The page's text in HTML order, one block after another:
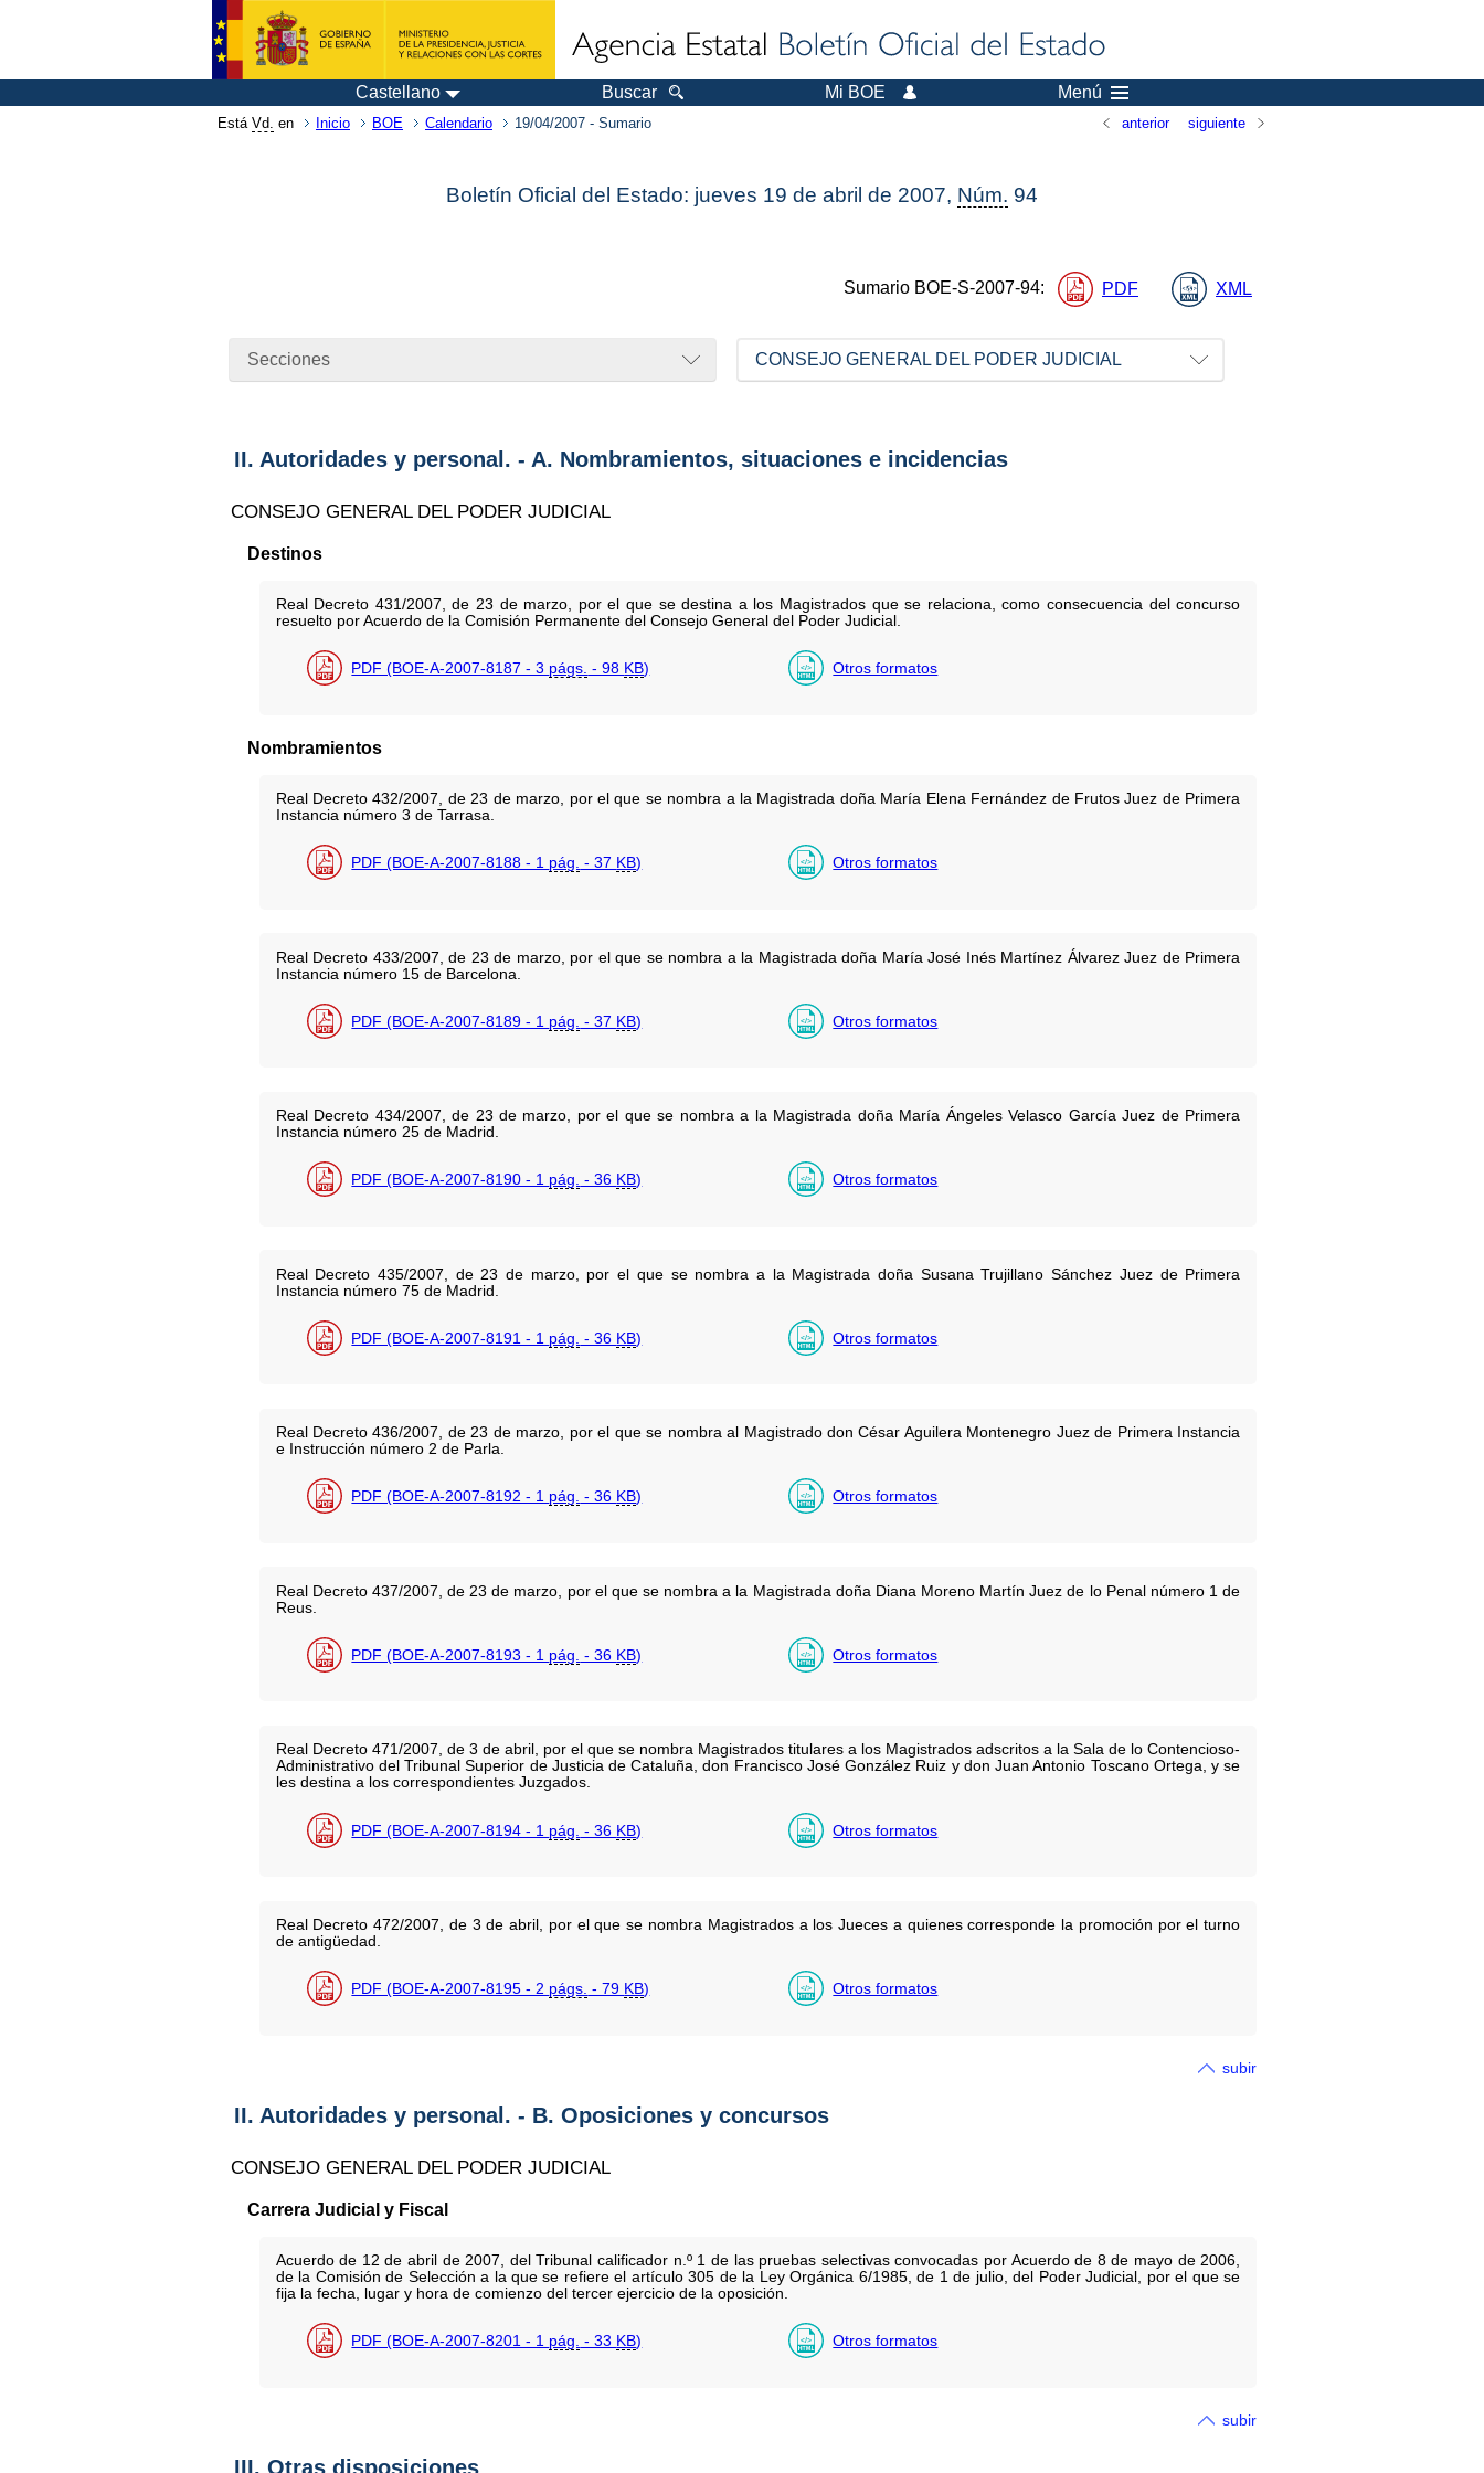
Castellano Buscar Mi BOE Menú
Está Vd. en Inicio BOE Calendario 19/04/2007 - Sumario anterior siguiente
Boletín Oficial del Estado: jueves 19 de abril de 2007, Núm. 94
Sumario BOE-S-2007-94: PDF XML
Secciones CONSEJO GENERAL DEL PODER JUDICIAL
II. Autoridades y personal. - A. Nombramientos, situaciones e incidencias
CONSEJO GENERAL DEL PODER JUDICIAL
Destinos
Real Decreto 431/2007, de 23 de marzo, por el que se destina a los Magistrados que se relaciona, como consecuencia del concurso
resuelto por Acuerdo de la Comisión Permanente del Consejo General del Poder Judicial.
PDF (BOE-A-2007-8187 - 3 págs. - 98 KB) Otros formatos
Nombramientos
Real Decreto 432/2007, de 23 de marzo, por el que se nombra a la Magistrada doña María Elena Fernández de Frutos Juez de Primera
Instancia número 3 de Tarrasa.
PDF (BOE-A-2007-8188 - 1 pág. - 37 KB) Otros formatos
Real Decreto 433/2007, de 23 de marzo, por el que se nombra a la Magistrada doña María José Inés Martínez Álvarez Juez de Primera
Instancia número 15 de Barcelona.
PDF (BOE-A-2007-8189 - 1 pág. - 37 KB) Otros formatos
Real Decreto 434/2007, de 23 de marzo, por el que se nombra a la Magistrada doña María Ángeles Velasco García Juez de Primera
Instancia número 25 de Madrid.
PDF (BOE-A-2007-8190 - 1 pág. - 36 KB) Otros formatos
Real Decreto 435/2007, de 23 de marzo, por el que se nombra a la Magistrada doña Susana Trujillano Sánchez Juez de Primera
Instancia número 75 de Madrid.
PDF (BOE-A-2007-8191 - 1 pág. - 36 KB) Otros formatos
Real Decreto 436/2007, de 23 de marzo, por el que se nombra al Magistrado don César Aguilera Montenegro Juez de Primera Instancia
e Instrucción número 2 de Parla.
PDF (BOE-A-2007-8192 - 1 pág. - 36 KB) Otros formatos
Real Decreto 437/2007, de 23 de marzo, por el que se nombra a la Magistrada doña Diana Moreno Martín Juez de lo Penal número 1 de
Reus.
PDF (BOE-A-2007-8193 - 1 pág. - 36 KB) Otros formatos
Real Decreto 471/2007, de 3 de abril, por el que se nombra Magistrados titulares a los Magistrados adscritos a la Sala de lo Contencioso-
Administrativo del Tribunal Superior de Justicia de Cataluña, don Francisco José González Ruiz y don Juan Antonio Toscano Ortega, y se
les destina a los correspondientes Juzgados.
PDF (BOE-A-2007-8194 - 1 pág. - 36 KB) Otros formatos
Real Decreto 472/2007, de 3 de abril, por el que se nombra Magistrados a los Jueces a quienes corresponde la promoción por el turno
de antigüedad.
PDF (BOE-A-2007-8195 - 2 págs. - 79 KB) Otros formatos
subir
II. Autoridades y personal. - B. Oposiciones y concursos
CONSEJO GENERAL DEL PODER JUDICIAL
Carrera Judicial y Fiscal
Acuerdo de 12 de abril de 2007, del Tribunal calificador n.º 1 de las pruebas selectivas convocadas por Acuerdo de 8 de mayo de 2006,
de la Comisión de Selección a la que se refiere el artículo 305 de la Ley Orgánica 6/1985, de 1 de julio, del Poder Judicial, por el que se
fija la fecha, lugar y hora de comienzo del tercer ejercicio de la oposición.
PDF (BOE-A-2007-8201 - 1 pág. - 33 KB) Otros formatos
subir
III. Otras disposiciones